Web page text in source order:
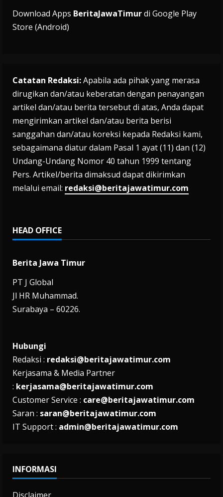
Download Apps BeritaJawaTimurdi Google Play
Store (Android)
Catatan Redaksi:Apabila ada pihak yang merasa
dirugikan dan/atau keberatan dengan penayangan
artikel dan/atau berita tersebut di atas, Anda dapat
mengirimkan artikel dan/atau berita berisi
sanggahan dan/atau koreksi kepada Redaksi kami,
sebagaimana diatur dalam Pasal 1 ayat (11) dan (12)
Undang-Undang Nomor 40 tahun 1999 tentang
Pers. Artikel/berita dimaksud dapat dikirimkan
melalui email: redaksi@beritajawatimur.com
HEAD OFFICE
Berita Jawa Timur
PT J Global
Jl HR Muhammad.
Surabaya – 60226.
Hubungi
Redaksi : redaksi@beritajawatimur.com
Kerjasama & Media Partner
: kerjasama@beritajawatimur.com
Customer Service : care@beritajawatimur.com
Saran : saran@beritajawatimur.com
IT Support : admin@beritajawatimur.com
INFORMASI